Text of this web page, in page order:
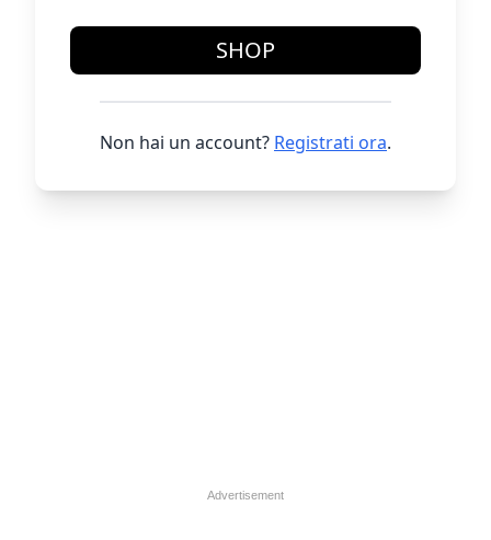
SHOP
Non hai un account? Registrati ora.